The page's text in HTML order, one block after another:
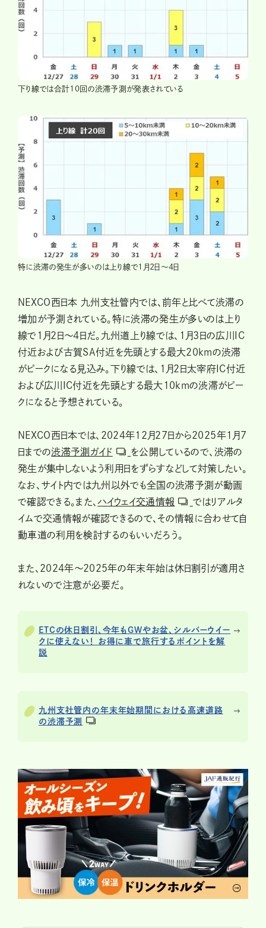
下り線では合計10回の渋滞予測が発表されている
特に渋滞の発生が多いのは上り線で1月2日〜4日
NEXCO西日本 九州支社管内では、前年と比べて渋滞の
増加が予測されている。特に渋滞の発生が多いのは上り
線で1月2日〜4日だ。九州道上り線では、1月3日の広川IC
付近および古賀SA付近を先頭とする最大20kmの渋滞
がピークになる見込み。下り線では、1月2日太宰府IC付近
および広川IC付近を先頭とする最大10kmの渋滞がピー
クになると予想されている。
NEXCO西日本では、2024年12月27日から2025年1月7
日までの渋滞予測ガイド
を公開しているので、渋滞の
発生が集中しないよう利用日をずらすなどして対策したい。
なお、サイト内では九州以外でも全国の渋滞予測が動画
で確認できる。また、ハイウェイ交通情報
ではリアルタ
イムで交通情報が確認できるので、その情報に合わせて自
動車道の利用を検討するのもいいだろう。
また、2024年～2025年の年末年始は休日割引が適用さ
れないので注意が必要だ。
ETCの休日割引、今年もGWやお盆、シルバーウイー
クに使えない！ お得に車で旅行するポイントを解
説
九州支社管内の年末年始期間における高速道路
の渋滞予測